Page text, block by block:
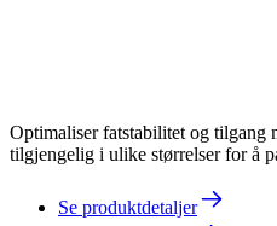
Optimaliser fatstabilitet og tilgang
tilgjengelig i ulike størrelser for å
Se produktdetaljer